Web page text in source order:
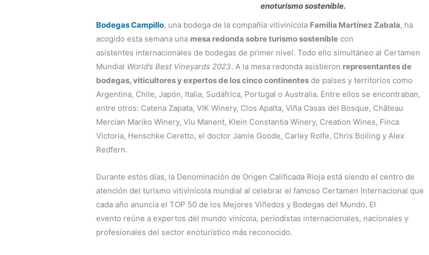
enoturismo sostenible.
Bodegas Campillo, una bodega de la compañía vitivinícola Familia Martínez Zabala, ha
acogido esta semana una mesa redonda sobre turismo sostenible con
asistentes internacionales de bodegas de primer nivel. Todo ello simultáneo al Certamen
Mundial World’s Best Vineyards 2023. A la mesa redonda asistieron representantes de
bodegas, viticultores y expertos de los cinco continentes de países y territorios como
Argentina, Chile, Japón, Italia, Sudáfrica, Portugal o Australia. Entre ellos se encontraban,
entre otros: Catena Zapata, VIK Winery, Clos Apalta, Viña Casas del Bosque, Château
Mercian Mariko Winery, Viu Manent, Klein Constantia Winery, Creation Wines, Finca
Victoria, Henschke Ceretto, el doctor Jamie Goode, Carley Rolfe, Chris Boiling y Alex
Redfern.
Durante estos días, la Denominación de Origen Calificada Rioja está siendo el centro de
atención del turismo vitivinícola mundial al celebrar el famoso Certamen Internacional que
cada año anuncia el TOP 50 de los Mejores Viñedos y Bodegas del Mundo. El
evento reúne a expertos del mundo vinícola, periodistas internacionales, nacionales y
profesionales del sector enoturístico más reconocido.